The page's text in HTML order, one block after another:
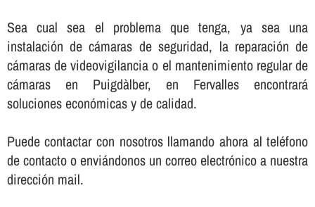
Sea cual sea el problema que tenga, ya sea una
instalación de cámaras de seguridad, la reparación de
cámaras de videovigilancia o el mantenimiento regular de
cámaras en Puigdàlber, en Fervalles encontrará
soluciones económicas y de calidad.
Puede contactar con nosotros llamando ahora al teléfono
de contacto o enviándonos un correo electrónico a nuestra
dirección mail.